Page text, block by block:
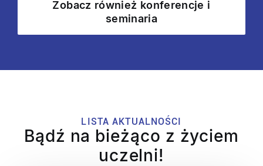
Zobacz również konferencje i
seminaria
LISTA AKTUALNOŚCI
Bądź na bieżąco z życiem
uczelni!